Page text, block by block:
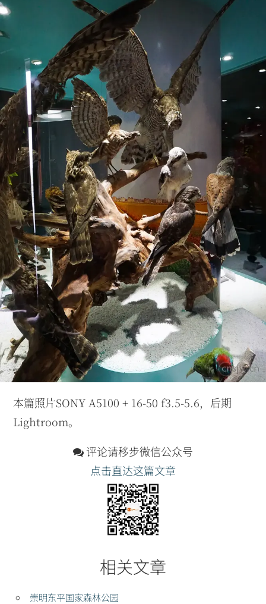
本篇照片SONY A5100 + 16-50 f3.5-5.6，后期
Lightroom。
评论请移步微信公众号
点击直达这篇文章
相关文章
崇明东平国家森林公园